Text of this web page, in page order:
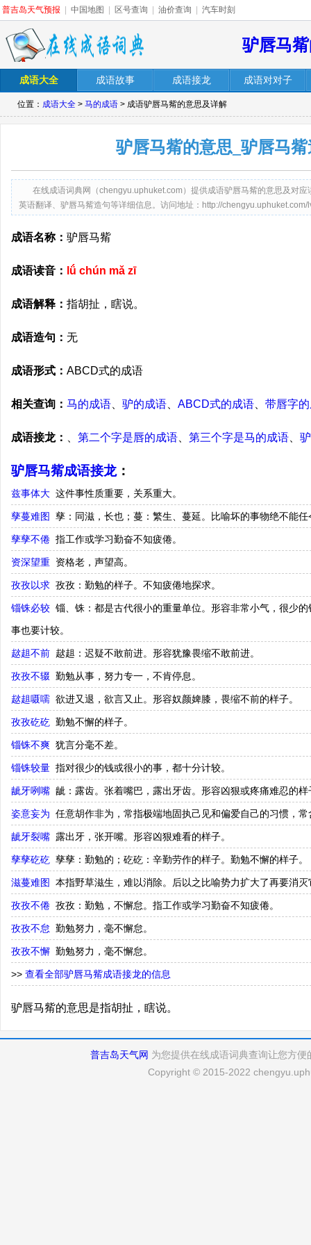
普吉岛天气预报 中国地图 区号查询 油价查询 汽车时刻
驴唇马
成语大全 成语故事 成语接龙 成语对对子
位置： 成语大全 > 马的成语 > 成语驴唇马觜的意思及详解
驴唇马觜的意思_驴唇马
在线成语词典网（chengyu.uphuket.com）提供成语驴唇马觜的意思及对
英语翻译、驴唇马觜造句等详细信息。访问地址：http://
成语名称： 驴唇马觜
成语读音： lǘ chún mǎ zī
成语解释： 指胡扯，瞎说。
成语造句： 无
成语形式： ABCD式的成语
相关查询： 马的成语 驴的成语 ABCD式的成语 带唇字
成语接龙： 第二个字是唇的成语 第三个字是马的成语
驴唇马觜成语接龙：
兹事体大 这件事性质重要，关系重大。
孳蔓难图 孳：同滋，长也；蔓：繁生、蔓延。比喻坏的事物绝不能
孳孳不倦 指工作或学习勤奋不知疲倦。
资深望重 资格老，声望高。
孜孜以求 孜孜：勤勉的样子。不知疲倦地探求。
锱铢必较 锱、铢：都是古代很小的重量单位。形容非常小气，很少
事也要计较。
趑趄不前 趑趄：迟疑不敢前进。形容犹豫畏缩不敢前进。
孜孜不辍 勤勉从事，努力专一，不肯停息。
趑趄嗫嚅 欲进又退，欲言又止。形容奴颜婢膝，畏缩不前的样子。
孜孜矻矻 勤勉不懈的样子。
锱铢不爽 犹言分毫不差。
锱铢较量 指对很少的钱或很小的事，都十分计较。
龇牙咧嘴 龇：露齿。张着嘴巴，露出牙齿。形容凶狠或疼痛难忍的样
姿意妄为 任意胡作非为，常指极端地固执己见和偏爱自己的习惯，
龇牙裂嘴 露出牙，张开嘴。形容凶狠难看的样子。
孳孳矻矻 孳孳：勤勉的；矻矻：辛勤劳作的样子。勤勉不懈的样子。
滋蔓难图 本指野草滋生，难以消除。后以之比喻势力扩大了再要消
孜孜不倦 孜孜：勤勉，不懈怠。指工作或学习勤奋不知疲倦。
孜孜不怠 勤勉努力，毫不懈怠。
孜孜不懈 勤勉努力，毫不懈怠。
>> 查看全部驴唇马觜成语接龙的信息
驴唇马觜的意思是指胡扯，瞎说。
普吉岛天气网 为您提供在线成语词典查询让您方
Copyright © 2015-2022